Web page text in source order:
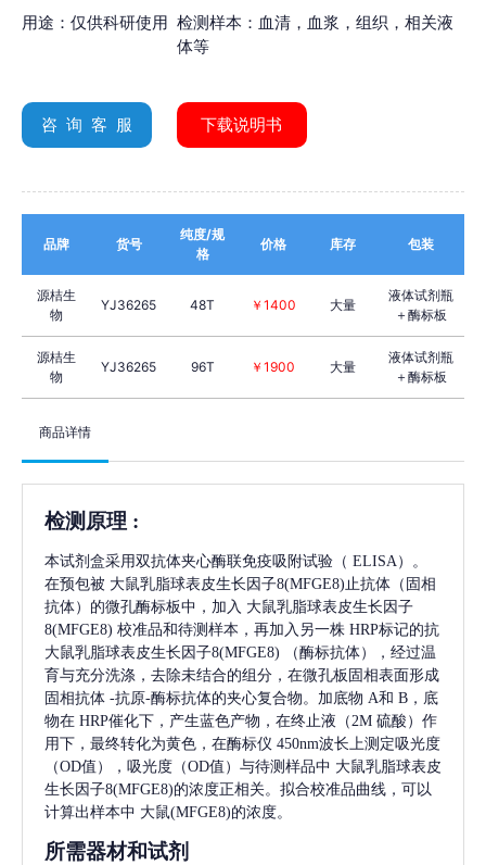
用途：仅供科研使用 检测样本：血清，血浆，组织，相关液
体等
咨 询 客 服 下载说明书
品牌 货号
纯度/规
格
价格 库存 包装
源桔生
物
YJ36265 48T ￥1400 大量
液体试剂瓶
＋酶标板
源桔生
物
YJ36265 96T ￥1900 大量
液体试剂瓶
＋酶标板
商品详情
检测原理 :
本试剂盒采用双抗体夹心酶联免疫吸附试验（ ELISA）。
在预包被 大鼠乳脂球表皮生长因子8(MFGE8)止抗体（固相
抗体）的微孔酶标板中，加入 大鼠乳脂球表皮生长因子
8(MFGE8) 校准品和待测样本，再加入另一株 HRP标记的抗
大鼠乳脂球表皮生长因子8(MFGE8)
（酶标抗体），经过温
育与充分洗涤，去除未结合的组分，在微孔板固相表面形成
固相抗体 -抗原-酶标抗体的夹心复合物。加底物 A和 B，底
物在 HRP催化下，产生蓝色产物，在终止液（2M 硫酸）作
用下，最终转化为黄色，在酶标仪 450nm波长上测定吸光度
（OD值），吸光度（OD值）与待测样品中 大鼠乳脂球表皮
生长因子8(MFGE8)的浓度正相关。拟合校准品曲线，可以
计算出样本中 大鼠(MFGE8)的浓度。
所需器材和试剂